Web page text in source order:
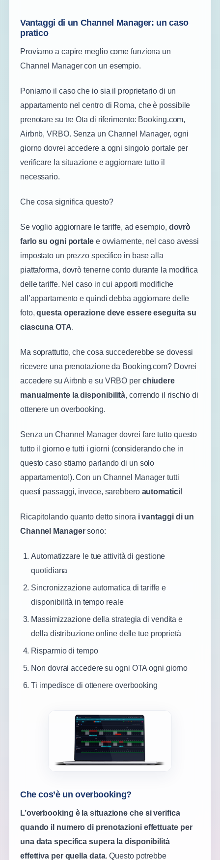
Vantaggi di un Channel Manager: un caso
pratico
Proviamo a capire meglio come funziona un
Channel Manager con un esempio.
Poniamo il caso che io sia il proprietario di un
appartamento nel centro di Roma, che è possibile
prenotare su tre Ota di riferimento: Booking.com,
Airbnb, VRBO. Senza un Channel Manager, ogni
giorno dovrei accedere a ogni singolo portale per
verificare la situazione e aggiornare tutto il
necessario.
Che cosa significa questo?
Se voglio aggiornare le tariffe, ad esempio, dovrò
farlo su ogni portalee ovviamente, nel caso avessi
impostato un prezzo specifico in base alla
piattaforma, dovrò tenerne conto durante la modifica
delle tariffe. Nel caso in cui apporti modifiche
all’appartamento e quindi debba aggiornare delle
foto,questa operazione deve essere eseguita su
ciascuna OTA.
Ma soprattutto, che cosa succederebbe se dovessi
ricevere una prenotazione da Booking.com? Dovrei
accedere su Airbnb e su VRBO per chiudere
manualmente la disponibilità, correndo il rischio di
ottenere un overbooking.
Senza un Channel Manager dovrei fare tutto questo
tutto il giorno e tutti i giorni (considerando che in
questo caso stiamo parlando di un solo
appartamento!). Con un Channel Manager tutti
questi passaggi, invece, sarebbero automatici!
Ricapitolando quanto detto sinora i vantaggi di un
Channel Managersono:
Automatizzare le tue attività di gestione
quotidiana
Sincronizzazione automatica di tariffe e
disponibilità in tempo reale
Massimizzazione della strategia di vendita e
della distribuzione online delle tue proprietà
Risparmio di tempo
Non dovrai accedere su ogni OTA ogni giorno
Ti impedisce di ottenere overbooking
Che cos’è un overbooking?
L’overbooking è la situazione che si verifica
quando il numero di prenotazioni effettuate per
una data specifica supera la disponibilità
effettiva per quella data. Questo potrebbe